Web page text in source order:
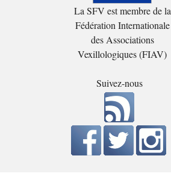
La SFV est membre de la
Fédération Internationale
des Associations
Vexillologiques (FIAV)
Suivez-nous